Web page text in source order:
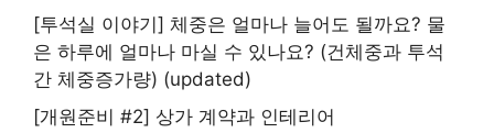
[투석실 이야기] 체중은 얼마나 늘어도 될까요? 물
은 하루에 얼마나 마실 수 있나요? (건체중과 투석
간 체중증가량) (updated)
[개원준비 #2] 상가 계약과 인테리어